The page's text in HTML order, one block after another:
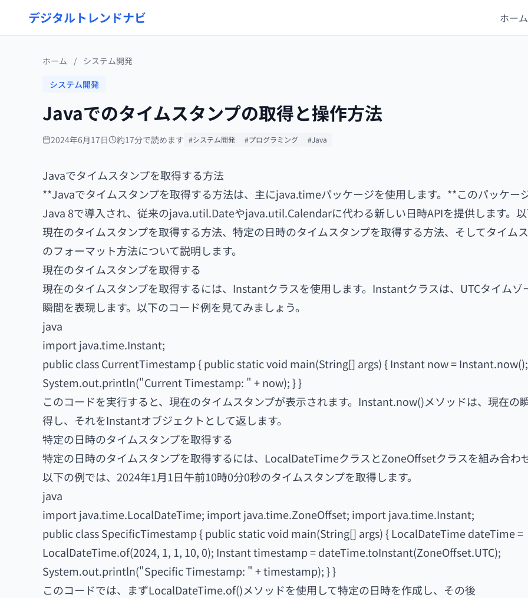
デジタルトレンドナビ ホーム
ホーム / システム開発
システム開発
Javaでのタイムスタンプの取得と操作方法
2024年6月17日 約17分で読めます #システム開発 #プログラミング #Java
Javaでタイムスタンプを取得する方法
**Javaでタイムスタンプを取得する方法は、主にjava.timeパッケージを使用します。**このパッケージ
Java 8で導入され、従来のjava.util.Dateやjava.util.Calendarに代わる新しい日時APIを提供します。以
現在のタイムスタンプを取得する方法、特定の日時のタイムスタンプを取得する方法、そしてタイム
のフォーマット方法について説明します。
現在のタイムスタンプを取得する
現在のタイムスタンプを取得するには、Instantクラスを使用します。Instantクラスは、UTCタイムゾ
瞬間を表現します。以下のコード例を見てみましょう。
java
import java.time.Instant;
public class CurrentTimestamp { public static void main(String[] args) { Instant now = Instant.now();
System.out.println("Current Timestamp: " + now); } }
このコードを実行すると、現在のタイムスタンプが表示されます。Instant.now()メソッドは、現在の
得し、それをInstantオブジェクトとして返します。
特定の日時のタイムスタンプを取得する
特定の日時のタイムスタンプを取得するには、LocalDateTimeクラスとZoneOffsetクラスを組み合わせ
以下の例では、2024年1月1日午前10時0分0秒のタイムスタンプを取得します。
java
import java.time.LocalDateTime; import java.time.ZoneOffset; import java.time.Instant;
public class SpecificTimestamp { public static void main(String[] args) { LocalDateTime dateTime =
LocalDateTime.of(2024, 1, 1, 10, 0); Instant timestamp = dateTime.toInstant(ZoneOffset.UTC);
System.out.println("Specific Timestamp: " + timestamp); } }
このコードでは、まずLocalDateTime.of()メソッドを使用して特定の日時を作成し、その後